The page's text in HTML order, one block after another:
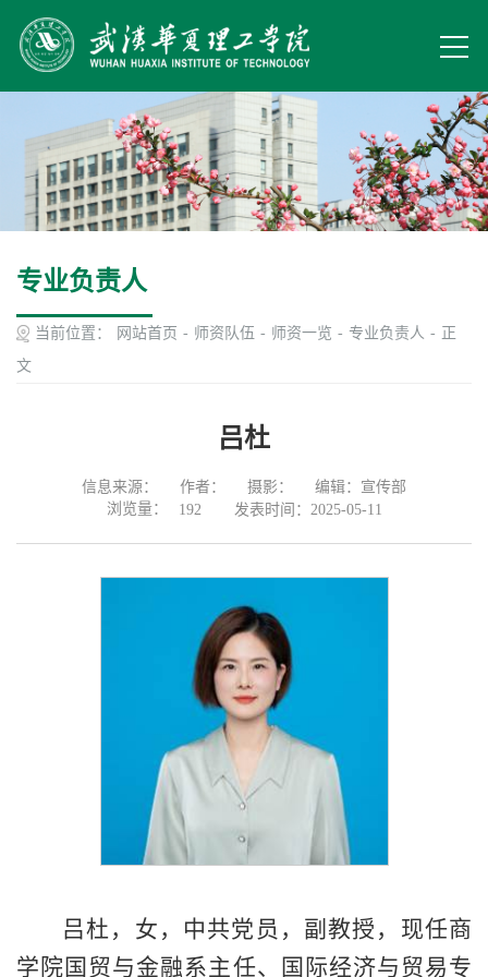
专业负责人
当前位置： 网站首页 - 师资队伍 - 师资一览 - 专业负责人 - 正
文
吕杜
信息来源： 作者： 摄影：
编辑：宣传部
浏览量：
192 发表时间：2025-05-11
吕杜，女，中共党员，副教授，现任商
学院国贸与金融系主任、国际经济与贸易专